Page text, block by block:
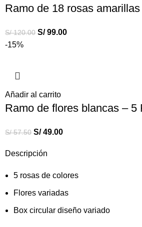
S/120.00 S/99.00
-15%
Añadir al carrito
S/57.50 S/49.00
Descripción
5 rosas de colores
Flores variadas
Box circular diseño variado